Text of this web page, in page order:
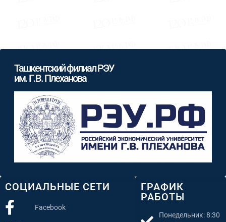
ГРАФИК
РАБОТЫ
Понедельник: 8:30
СОЦИАЛЬНЫЕ СЕТИ
Facebook
Ташкентский филиал РЭУ
им. Г.В. Плеханова